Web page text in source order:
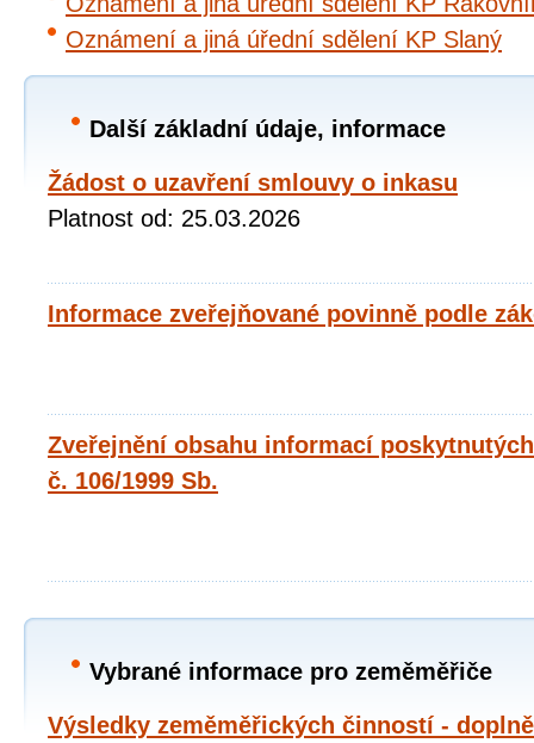
Oznámení a jiná úřední sdělení KP Slaný
Další základní údaje, informace
Žádost o uzavření smlouvy o inkasu
Platnost od: 25.03.2026
Informace zveřejňované povinně podle
Zveřejnění obsahu informací
č. 106/1999 Sb.
Vybrané informace pro zeměměřiče
Výsledky zeměměřických činností -